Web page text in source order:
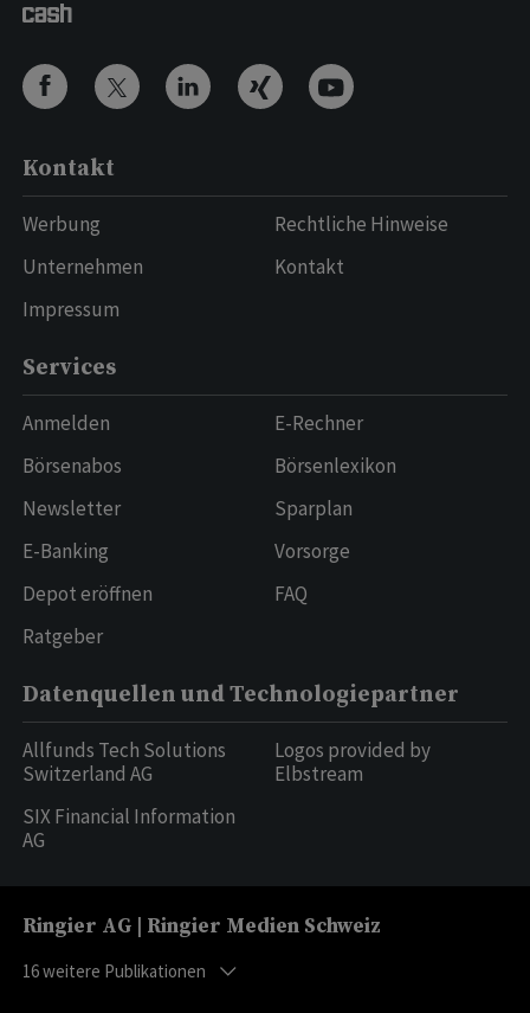
Kontakt
Werbung
Unternehmen
Impressum
Rechtliche Hinweise
Kontakt
Services
Anmelden
Börsenabos
Newsletter
E-Banking
Depot eröffnen
Ratgeber
E-Rechner
Börsenlexikon
Sparplan
Vorsorge
FAQ
Datenquellen und Technologiepartner
Allfunds Tech Solutions
Switzerland AG
SIX Financial Information
AG
Logos provided by
Elbstream
Ringier AG | Ringier Medien Schweiz
16weitere Publikationen